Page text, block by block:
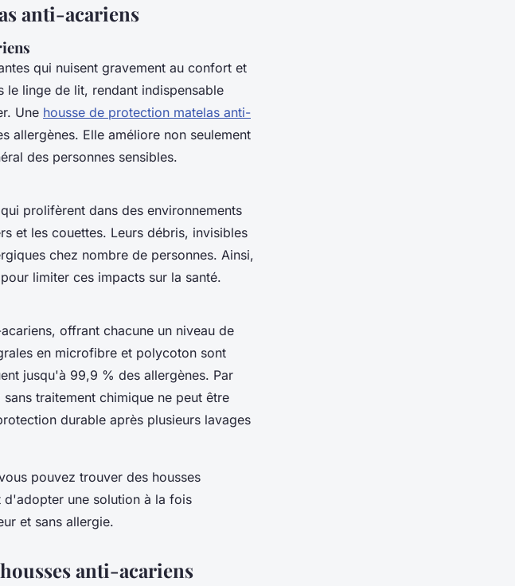
anti-acariens
qui nuisent gravement au confort et
le linge de lit, rendant indispensable
Une housse de protection matelas anti-
allergènes. Elle améliore non seulement
des personnes sensibles.
prolifèrent dans des environnements
et les couettes. Leurs débris, invisibles
chez nombre de personnes. Ainsi,
limiter ces impacts sur la santé.
offrant chacune un niveau de
en microfibre et polycoton sont
jusqu'à 99,9 % des allergènes. Par
traitement chimique ne peut être
durable après plusieurs lavages
pouvez trouver des housses
une solution à la fois
et sans allergie.
anti-acariens